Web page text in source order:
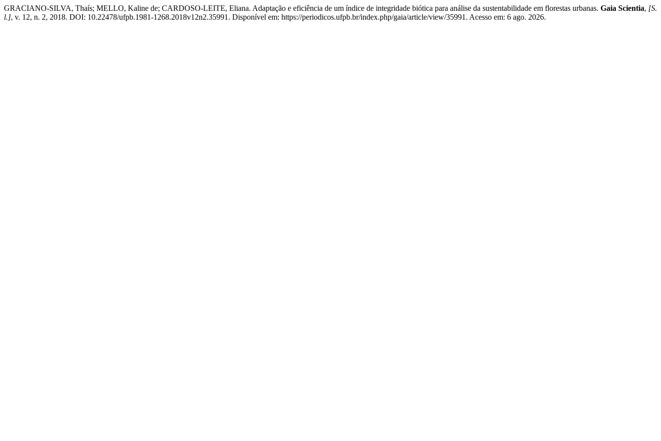
GRACIANO-SILVA, Thaís; MELLO, Kaline de; CARDOSO-LEITE, Eliana. Adaptação e eficiência de um índice de integridade biótica para análise da sustentabilidade em florestas urbanas. Gaia Scientia, [S.
l.], v. 12, n. 2, 2018. DOI: 10.22478/ufpb.1981-1268.2018v12n2.35991. Disponível em: https://periodicos.ufpb.br/index.php/gaia/article/view/35991. Acesso em: 6 ago. 2026.